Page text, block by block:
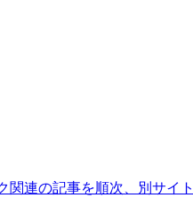
関連の記事を順次、別サイ